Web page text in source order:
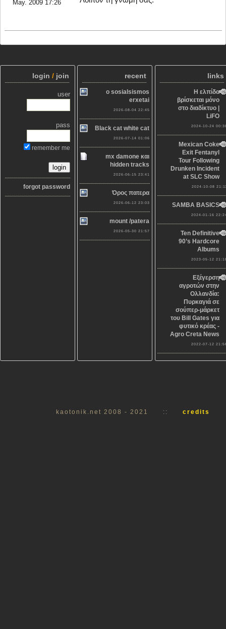
May. 2009 17:26
login / join
user
pass
remember me
forgot password
recent
o sosialsismos
erxetai
2026-08-04 22:45
Black cat white cat
2026-07-14 01:06
mx damone και
hidden tracks
2026-06-15 23:41
Όρος πατερα
2026-06-12 23:03
mount /patera
2026-05-30 21:57
links
Η ελπίδα
βρίσκεται μόνο
στο διαδίκτυο |
LiFO
2024-10-24
Mexican Coke
Exit Fentanyl
Tour Following
Drunken Incident
at SLC Show
2024-10-08
SAMBA BASICS
2024-01-16
Ten Definitive
90’s Hardcore
Albums
2023-05-12
Εξέγερση
αγροτών στην
Ολλανδία:
Πυρκαγιά σε
σούπερ-μάρκετ
του Bill Gates για
φυτικό κρέας -
Agro Creta News
2022-07-12
kaotonik.net 2008 - 2021 :: credits